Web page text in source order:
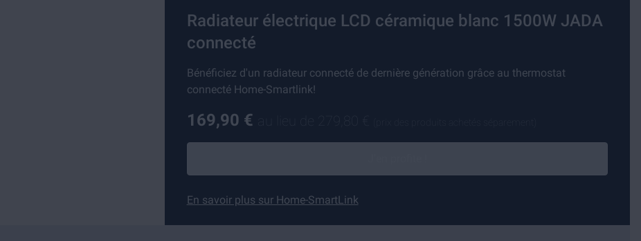
Radiateur électrique LCD céramique blanc 1500W JADA
connecté
Bénéficiez d'un radiateur connecté de dernière génération grâce au thermostat
connecté Home-Smartlink!
169,90 €
En savoir plus sur Home-SmartLink